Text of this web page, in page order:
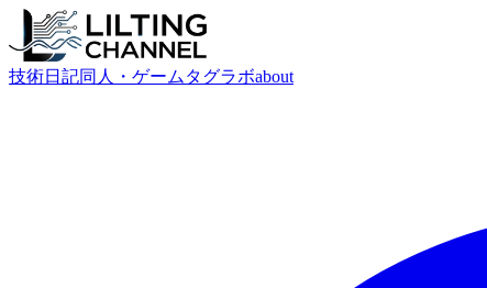
技術日記同人・ゲーム タグラボabout